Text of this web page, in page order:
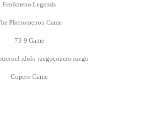
Fenômeno Legends
Phenomenon Game
73-9 Game
el idolo juegocopero juego
Copero Game